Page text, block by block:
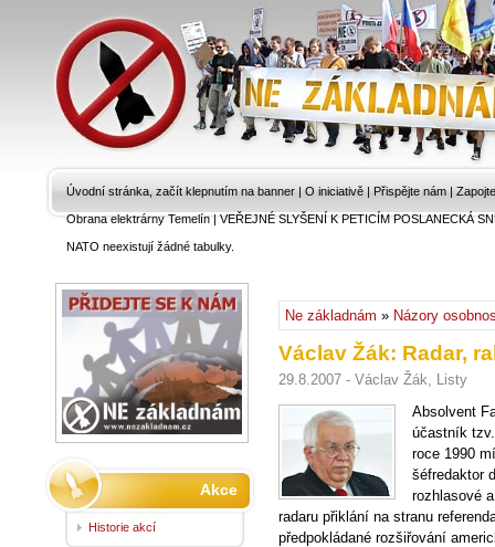
Úvodní stránka, začít klepnutím na banner | O iniciativě | Přispějte nám |
Obrana elektrárny Temelín|VEŘEJNÉ SLYŠENÍ K PETICÍM POSLANECKÁ
NATO neexistují žádné tabulky.
Ne základnám » Názory
Václav Žák: Radar,
29.8.2007 - Václav Žák, Listy
Absolvent
účastník
roce 1990
šéfredaktor
rozhlasové
radaru přiklání na stranu
předpokládané rozšiřování
Akce
Historie akcí